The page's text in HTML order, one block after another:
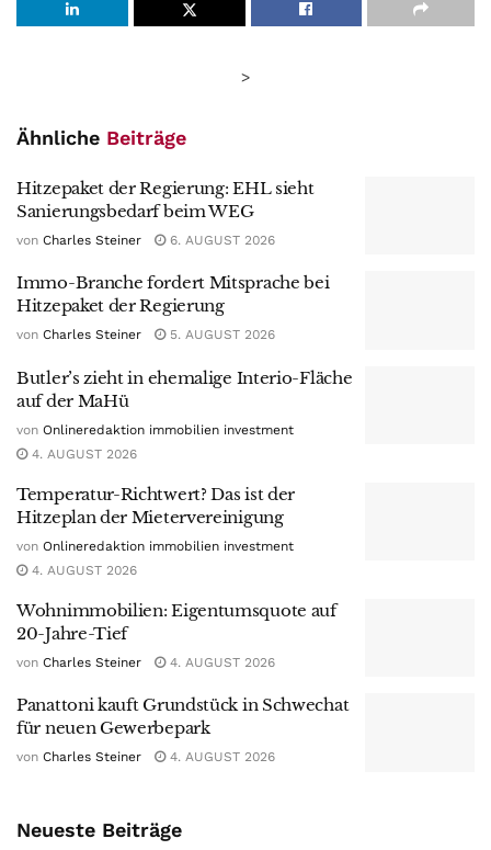
>
Ähnliche Beiträge
Hitzepaket der Regierung: EHL sieht
Sanierungsbedarf beim WEG
von Charles Steiner 6. AUGUST 2026
Immo-Branche fordert Mitsprache bei
Hitzepaket der Regierung
von Charles Steiner 5. AUGUST 2026
Butler’s zieht in ehemalige Interio-Fläche
auf der MaHü
von Onlineredaktion immobilien investment
4. AUGUST 2026
Temperatur-Richtwert? Das ist der
Hitzeplan der Mietervereinigung
von Onlineredaktion immobilien investment
4. AUGUST 2026
Wohnimmobilien: Eigentumsquote auf
20-Jahre-Tief
von Charles Steiner 4. AUGUST 2026
Panattoni kauft Grundstück in Schwechat
für neuen Gewerbepark
von Charles Steiner 4. AUGUST 2026
Neueste Beiträge